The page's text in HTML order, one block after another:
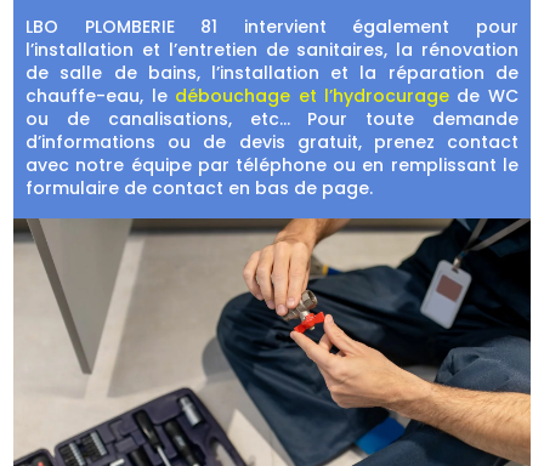
LBO PLOMBERIE 81 intervient également pour
l’installation et l’entretien de sanitaires, la rénovation
de salle de bains, l’installation et la réparation de
chauffe-eau, le débouchage et l’hydrocuragede WC
ou de canalisations, etc… Pour toute demande
d’informations ou de devis gratuit, prenez contact
avec notre équipe par téléphone ou en remplissant le
formulaire de contact en bas de page.